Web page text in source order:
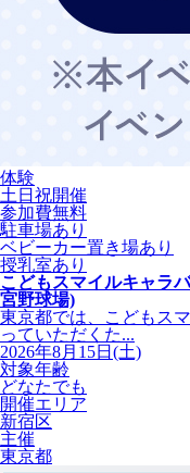
体験
土日祝開催
参加費無料
駐車場あり
ベビーカー置き場あり
授乳室あり
こどもスマイルキャラ
宮野球場)
東京都では、こどもス
っていただくた...
2026年8月15日(土)
対象年齢
どなたでも
開催エリア
新宿区
主催
東京都